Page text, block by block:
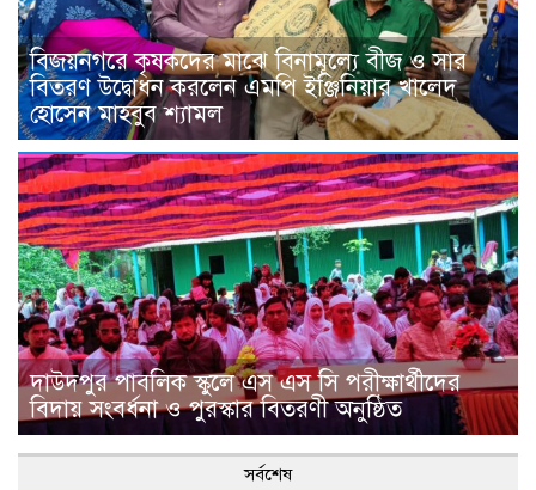
বিজয়নগরে কৃষকদের মাঝে বিনামূল্যে বীজ ও সার
বিতরণ উদ্বোধন করলেন এমপি ইঞ্জিনিয়ার খালেদ
হোসেন মাহবুব শ্যামল
দাউদপুর পাবলিক স্কুলে এস এস সি পরীক্ষার্থীদের
বিদায় সংবর্ধনা ও পুরস্কার বিতরণী অনুষ্ঠিত
সর্বশেষ